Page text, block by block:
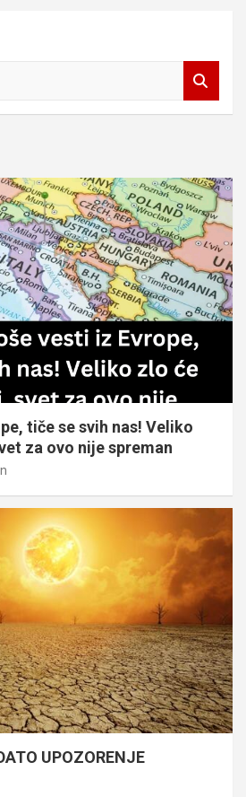
tiče se svih nas! Veliko
za ovo nije spreman
UPOZORENJE